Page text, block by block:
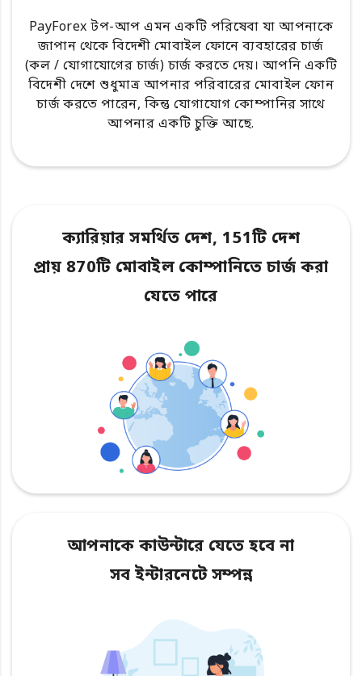
PayForex টপ-আপ এমন একটি পরিষেবা যা আপনাকে
জাপান থেকে বিদেশী মোবাইল ফোনে ব্যবহারের চার্জ
(কল / যোগাযোগের চার্জ) চার্জ করতে দেয়। আপনি একটি
বিদেশী দেশে শুধুমাত্র আপনার পরিবারের মোবাইল ফোন
চার্জ করতে পারেন, কিন্তু যোগাযোগ কোম্পানির সাথে
আপনার একটি চুক্তি আছে.
ক্যারিয়ার সমর্থিত দেশ, 151টি দেশ
প্রায় 870টি মোবাইল কোম্পানিতে চার্জ করা
যেতে পারে
আপনাকে কাউন্টারে যেতে হবে না
সব ইন্টারনেটে সম্পন্ন